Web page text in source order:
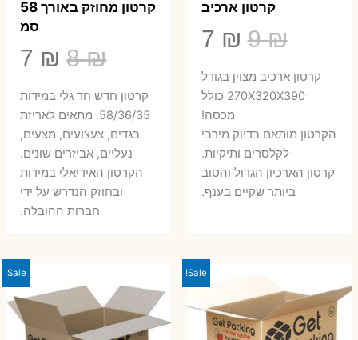
קרטון ארכיב
9₪
המחיר
המקורי
היה:
9 ₪.
7 ₪
הנוכחי
הוא:
קרטון ארכיב מצוין בגודל
270X320X390 כולל
מכסה!
הקרטון מותאם בדיוק מירבי
לקלסרים ותיקיות.
קרטון הארכיון הגדול והטוב
ביותר שקיים בענף.
קרטון מחוזק באורך 58
סמ
8₪
היה:
8 ₪.
7 ₪
7 ₪.
קרטון חדש חד גלי במידות
58/36/35. מתאים לאריזת
בגדים, צעצועים, מצעים,
נעליים, אביזרים שונים.
הקרטון האידיאלי במידות
ובחוזק הנדרש על ידי
חברות ההובלה.
Sale!
Sale!